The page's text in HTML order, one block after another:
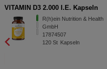
VITAMIN D3 2.000 I.E. Kapseln
R(h)ein Nutrition & Health
GmbH
17874507
120 St Kapseln